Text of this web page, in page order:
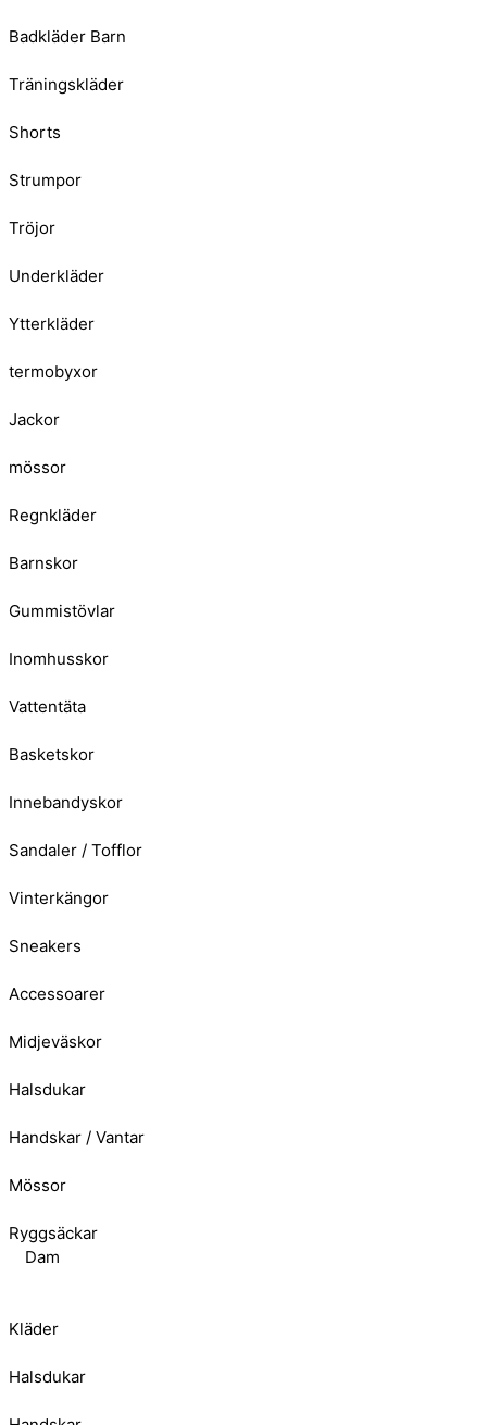
Badkläder Barn
Träningskläder
Shorts
Strumpor
Tröjor
Underkläder
Ytterkläder
termobyxor
Jackor
mössor
Regnkläder
Barnskor
Gummistövlar
Inomhusskor
Vattentäta
Basketskor
Innebandyskor
Sandaler / Tofflor
Vinterkängor
Sneakers
Accessoarer
Midjeväskor
Halsdukar
Handskar / Vantar
Mössor
Ryggsäckar
Dam
Kläder
Halsdukar